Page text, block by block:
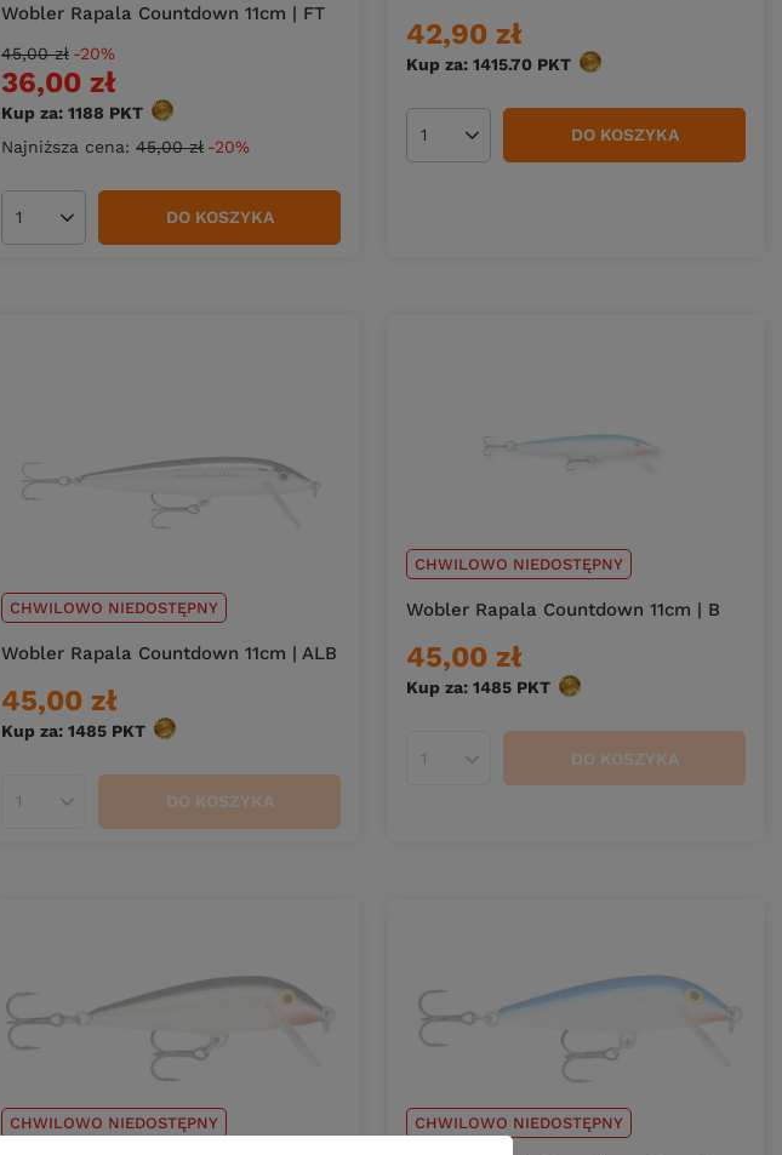
Wobler Rapala Countdown 11cm | FT
36,00 zł
Kup za: 1188 PKT punktów
Najniższa cena: 45,00 zł -20%
45,00 zł -20%
Ilość produktów DO KOSZYKA
42,90 zł
Kup za: 1415.70 PKT punktów
Ilość produktów DO KOSZYKA
CHWILOWO NIEDOSTĘPNY
Wobler Rapala Countdown 11cm | ALB
45,00 zł
Kup za: 1485 PKT punktów
Ilość produktów DO KOSZYKA
CHWILOWO NIEDOSTĘPNY
Wobler Rapala Countdown 11cm | B
45,00 zł
Kup za: 1485 PKT punktów
Ilość produktów DO KOSZYKA
CHWILOWO NIEDOSTĘPNY CHWILOWO NIEDOSTĘPNY